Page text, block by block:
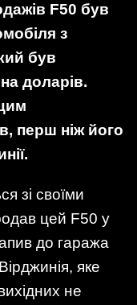
F50 був
з
був
доларів.
перш ніж його
зі своїми
цей F50 у
до гаража
яке
не